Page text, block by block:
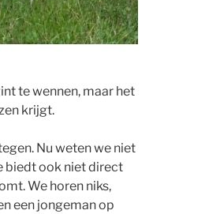
te wennen, maar het
krijgt.
Nu weten we niet
biedt ook niet direct
We horen niks,
een jongeman op